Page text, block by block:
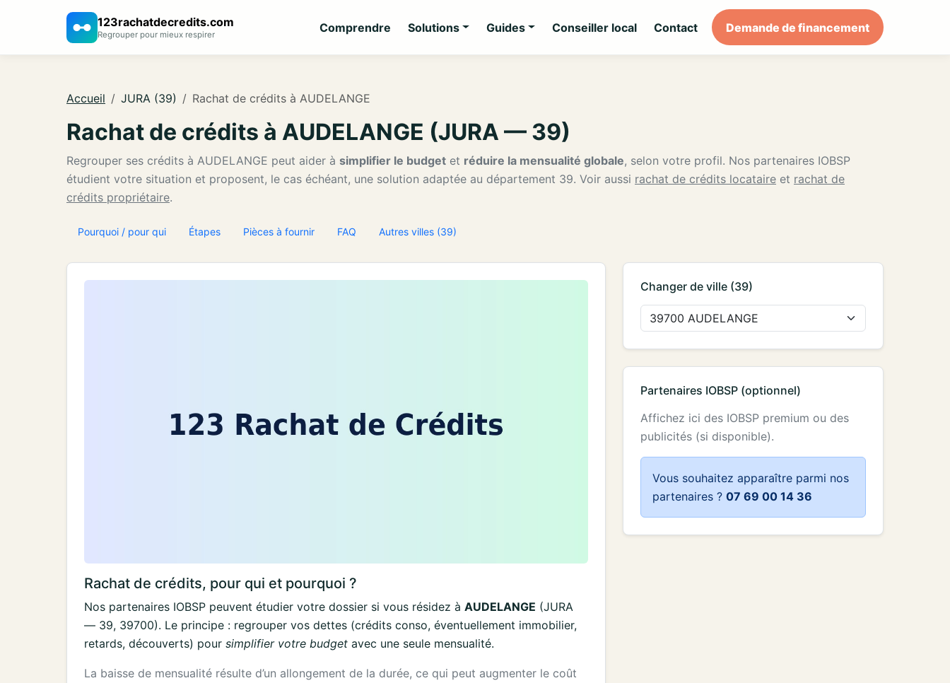
123rachatdecredits.com
Regrouper pour mieux respirer Comprendre Solutions Guides Conseiller local Contact Demande de financement
Accueil JURA (39) Rachat de crédits à AUDELANGE
Rachat de crédits à AUDELANGE (JURA — 39)
Regrouper ses crédits à AUDELANGE peut aider à simplifier le budget et réduire la mensualité globale, selon votre profil. Nos partenaires IOBSP
étudient votre situation et proposent, le cas échéant, une solution adaptée au département 39. Voir aussi rachat de crédits locataire et rachat de
crédits propriétaire.
Pourquoi / pour qui Étapes Pièces à fournir FAQ Autres villes (39)
Rachat de crédits, pour qui et pourquoi ?
Nos partenaires IOBSP peuvent étudier votre dossier si vous résidez à AUDELANGE (JURA
— 39, 39700). Le principe : regrouper vos dettes (crédits conso, éventuellement immobilier,
retards, découverts) pour simplifier votre budget avec une seule mensualité.
La baisse de mensualité résulte d’un allongement de la durée, ce qui peut augmenter le coût
Changer de ville (39)
Partenaires IOBSP (optionnel)
Affichez ici des IOBSP premium ou des
publicités (si disponible).
Vous souhaitez apparaître parmi nos
partenaires ? 07 69 00 14 36